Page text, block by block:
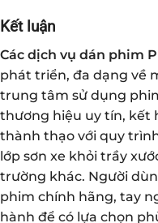
Kết luận
Các dịch vụ dán phim
phát triển, đa dạng về
trung tâm sử dụng
thương hiệu uy tín, kết
thành thạo với quy
lớp sơn xe khỏi trầy
trường khác. Người
phim chính hãng, tay
hành để có lựa chọn